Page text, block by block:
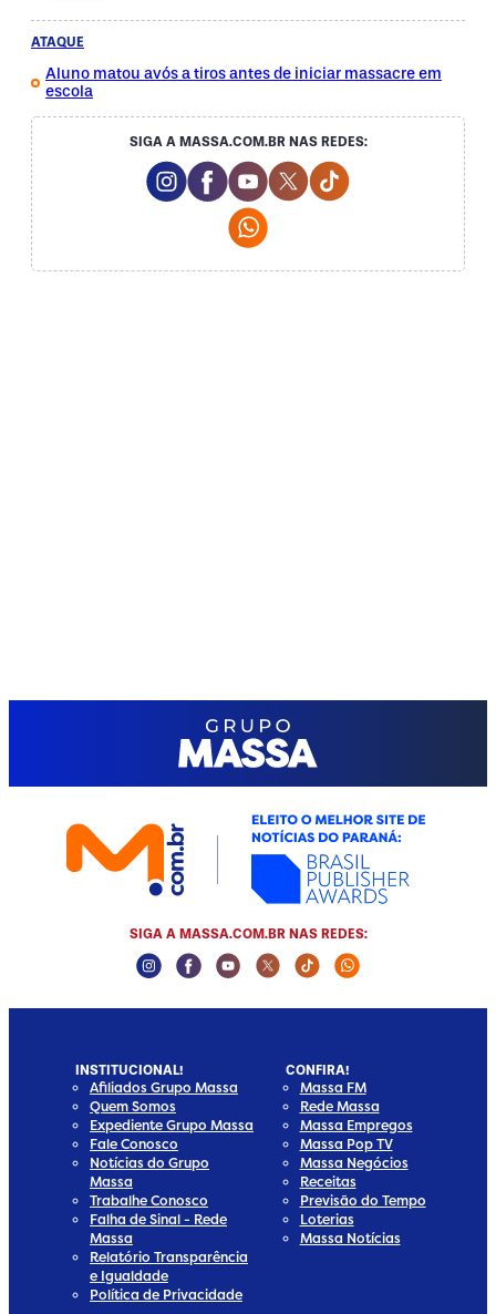
ATAQUE
Aluno matou avós a tiros antes de iniciar massacre em
escola
SIGA A MASSA.COM.BR NAS REDES:
Instagram Social Media
Facebook Social Media
Youtube Social Media
Twitter Social Media
Tiktok Social
Whatsapp Social Media
SIGA A MASSA.COM.BR NAS REDES:
Instagram Social Media
Facebook Social Media
Youtube Social Media
Twitter Social Media
Tiktok Social Media
Whatsapp
INSTITUCIONAL!
Afiliados Grupo Massa
Quem Somos
Expediente Grupo Massa
Fale Conosco
Notícias do Grupo
Massa
Trabalhe Conosco
Falha de Sinal - Rede
Massa
Relatório Transparência
e Igualdade
Política de Privacidade
CONFIRA!
Massa FM
Rede Massa
Massa Empregos
Massa Pop TV
Massa Negócios
Receitas
Previsão do Tempo
Loterias
Massa Notícias